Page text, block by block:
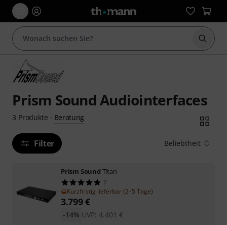
Suche
Prism Sound Audiointerfaces
3 Produkte · Beratung
Filter Beliebtheit
Prism Sound Titan
7
Kurzfristig lieferbar (2–5 Tage)
3.799€
UVP: 4.401 €
-14%